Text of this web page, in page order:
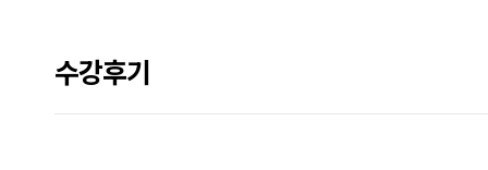
뉴
수강후기